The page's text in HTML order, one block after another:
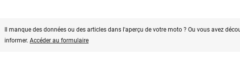
Il manque des données ou des articles dans l'aperçu de votre moto ? Ou vous avez
informer. Accéder au formulaire